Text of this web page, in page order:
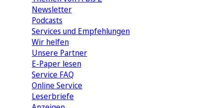
Newsletter
Podcasts
Services und Empfehlungen
Wir helfen
Unsere Partner
E-Paper lesen
Service FAQ
Online Service
Leserbriefe